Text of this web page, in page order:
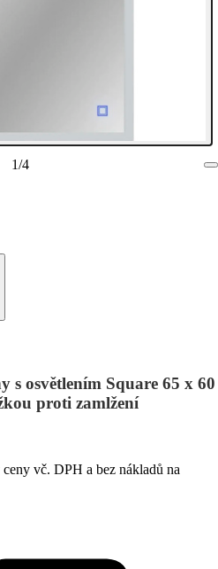
1/4
s osvětlením Square 65 x 60
proti zamlžení
vč. DPH a bez nákladů na